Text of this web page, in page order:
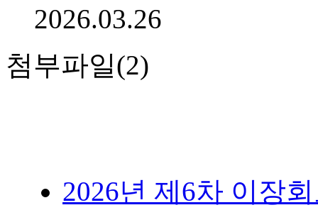
2026.03.26
첨부파일(2)
2026년 제6차 이장